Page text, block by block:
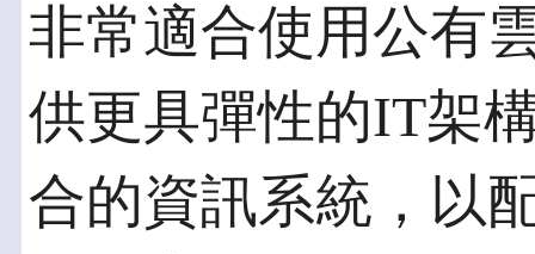
非常適合使用公有
供更具彈性的IT架
合的資訊系統，以